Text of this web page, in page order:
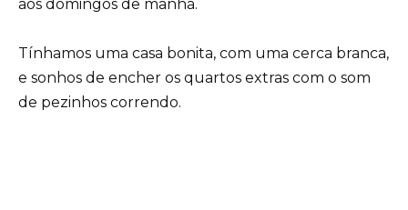
aos domingos de manhã.
Tínhamos uma casa bonita, com uma cerca branca,
e sonhos de encher os quartos extras com o som
de pezinhos correndo.